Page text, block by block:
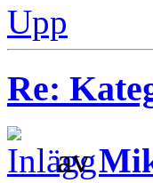
Upp
Re:
av